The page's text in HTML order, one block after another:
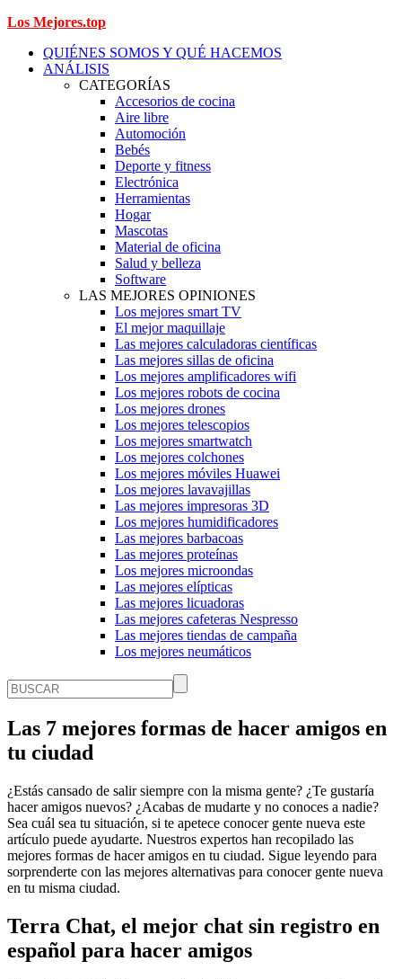
Los Mejores.top
QUIÉNES SOMOS Y QUÉ HACEMOS
ANÁLISIS
CATEGORÍAS
Accesorios de cocina
Aire libre
Automoción
Bebés
Deporte y fitness
Electrónica
Herramientas
Hogar
Mascotas
Material de oficina
Salud y belleza
Software
LAS MEJORES OPINIONES
Los mejores smart TV
El mejor maquillaje
Las mejores calculadoras científicas
Las mejores sillas de oficina
Los mejores amplificadores wifi
Los mejores robots de cocina
Los mejores drones
Los mejores telescopios
Los mejores smartwatch
Los mejores colchones
Los mejores móviles Huawei
Los mejores lavavajillas
Las mejores impresoras 3D
Los mejores humidificadores
Las mejores barbacoas
Las mejores proteínas
Los mejores microondas
Las mejores elípticas
Las mejores licuadoras
Las mejores cafeteras Nespresso
Las mejores tiendas de campaña
Los mejores neumáticos
Las 7 mejores formas de hacer amigos en
tu ciudad
¿Estás cansado de salir siempre con la misma gente? ¿Te gustaría
hacer amigos nuevos? ¿Acabas de mudarte y no conoces a nadie?
Sea cuál sea tu situación, si te apetece conocer gente nueva este
artículo puede ayudarte. Nuestros expertos han recopilado las
mejores formas de hacer amigos en tu ciudad. Sigue leyendo para
sorprenderte con las mejores alternativas para conocer gente nueva
en tu misma ciudad.
Terra Chat, el mejor chat sin registro en
español para hacer amigos